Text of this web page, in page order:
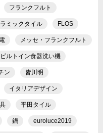
フランクフルト
ミックタイル FLOS
メッセ・フランクフルト
ビルトイン食器洗い機
ン 皆川明
イタリアデザイン
平田タイル
鍋 euroluce2019